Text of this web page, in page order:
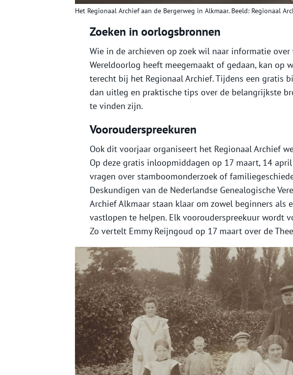
Het Regionaal Archief aan de Bergerweg in Alkmaar. Beeld: Regionaal
Zoeken in oorlogsbronnen
Wie in de archieven op zoek wil naar informatie
Wereldoorlog heeft meegemaakt of gedaan, kan op
terecht bij het Regionaal Archief. Tijdens een gratis
dan uitleg en praktische tips over de belangrijkste
te vinden zijn.
Voorouderspreekuren
Ook dit voorjaar organiseert het Regionaal Archief
Op deze gratis inloopmiddagen op 17 maart, 14
vragen over stamboomonderzoek of
Deskundigen van de Nederlandse Genealogische
Archief Alkmaar staan klaar om zowel beginners als
vastlopen te helpen. Elk voorouderspreekuur wordt
Zo vertelt Emmy Reijngoud op 17 maart over de